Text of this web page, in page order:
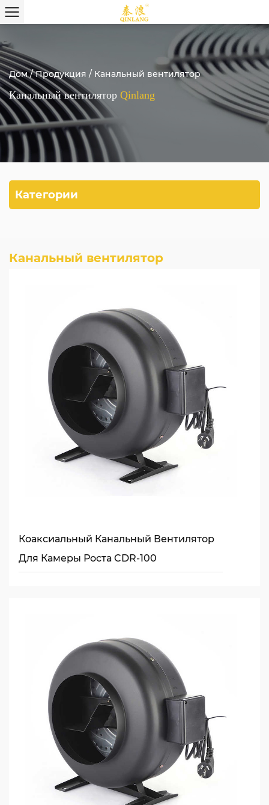
Дом/Продукция / Канальный вентилятор
Канальный вентилятор Qinlang
Категории
Канальный вентилятор
Коаксиальный Канальный Вентилятор
Для Камеры Роста CDR-100